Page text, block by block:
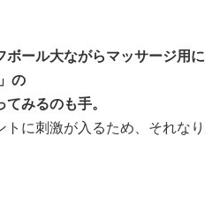
ール大ながらマッサージ用に
の
みるのも手。
に刺激が入るため、それなり